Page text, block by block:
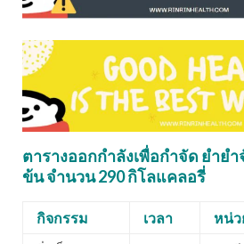
ตารางออกกำลังเพื่อกำจัด ยำย
ข้น จำนวน 290 กิโลแคลอรี่
กิจกรรม เวลา
หน่ว